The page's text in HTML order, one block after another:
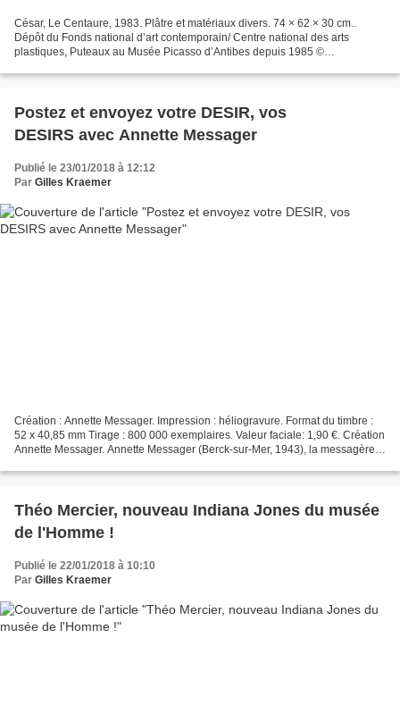
César, Le Centaure, 1983. Plâtre et matériaux divers. 74 × 62 × 30 cm..
Dépôt du Fonds national d’art contemporain/ Centre national des arts
plastiques, Puteaux au Musée Picasso d’Antibes depuis 1985 ©
Postez et envoyez votre DESIR, vos
DESIRS avec Annette Messager
Publié le 23/01/2018 à 12:12
Par Gilles Kraemer
Création : Annette Messager. Impression : héliogravure. Format du timbre :
52 x 40,85 mm Tirage : 800 000 exemplaires. Valeur faciale: 1,90 €. Création
Annette Messager. Annette Messager (Berck-sur-Mer, 1943), la messagère
Théo Mercier, nouveau Indiana Jones du musée
de l'Homme !
Publié le 22/01/2018 à 10:10
Par Gilles Kraemer